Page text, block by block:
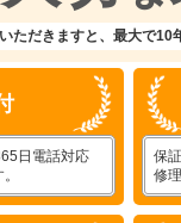
ただきますと、 最大で10
日電話対応
保
修